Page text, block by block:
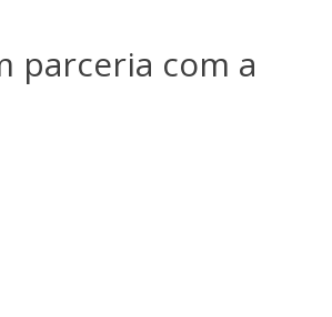
parceria com a